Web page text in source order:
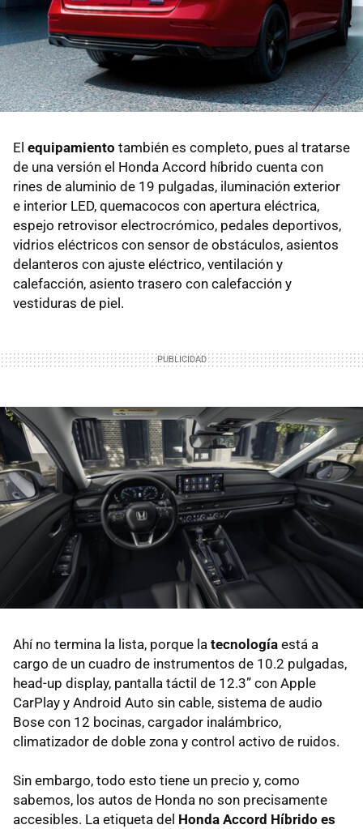
El equipamiento también es completo, pues al tratarse
de una versión el Honda Accord híbrido cuenta con
rines de aluminio de 19 pulgadas, iluminación exterior
e interior LED, quemacocos con apertura eléctrica,
espejo retrovisor electrocrómico, pedales deportivos,
vidrios eléctricos con sensor de obstáculos, asientos
delanteros con ajuste eléctrico, ventilación y
calefacción, asiento trasero con calefacción y
vestiduras de piel.
Ahí no termina la lista, porque la tecnología está a
cargo de un cuadro de instrumentos de 10.2 pulgadas,
head-up display, pantalla táctil de 12.3” con Apple
CarPlay y Android Auto sin cable, sistema de audio
Bose con 12 bocinas, cargador inalámbrico,
climatizador de doble zona y control activo de ruidos.
Sin embargo, todo esto tiene un precio y, como
sabemos, los autos de Honda no son precisamente
accesibles. La etiqueta del Honda Accord Híbrido es